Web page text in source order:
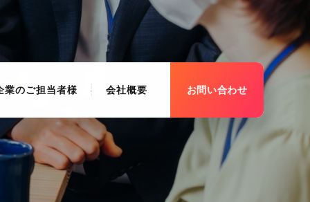
業のご担当者様 会社概要 お問い合わせ